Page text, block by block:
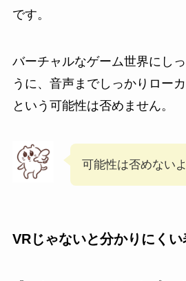
です。
バーチャルなゲーム世界にし
うに、音声までしっかりロー
という可能性は否めません。
可能性は否めないよ
VRじゃないと分かりにく